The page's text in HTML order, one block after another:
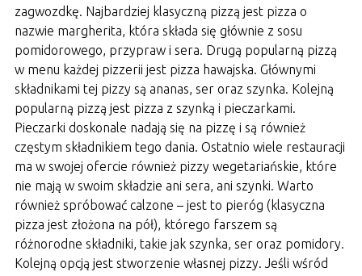
zagwozdkę. Najbardziej klasyczną pizzą jest pizza o
nazwie margherita, która składa się głównie z sosu
pomidorowego, przypraw i sera. Drugą popularną pizzą
w menu każdej pizzerii jest pizza hawajska. Głównymi
składnikami tej pizzy są ananas, ser oraz szynka. Kolejną
popularną pizzą jest pizza z szynką i pieczarkami.
Pieczarki doskonale nadają się na pizzę i są również
częstym składnikiem tego dania. Ostatnio wiele restauracji
ma w swojej ofercie również pizzy wegetariańskie, które
nie mają w swoim składzie ani sera, ani szynki. Warto
również spróbować calzone – jest to pieróg (klasyczna
pizza jest złożona na pół), którego farszem są
różnorodne składniki, takie jak szynka, ser oraz pomidory.
Kolejną opcją jest stworzenie własnej pizzy. Jeśli wśród